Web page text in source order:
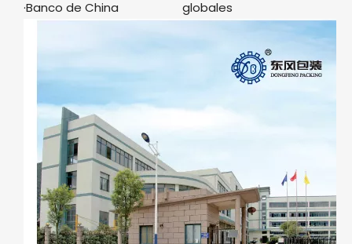
·Banco de China globales